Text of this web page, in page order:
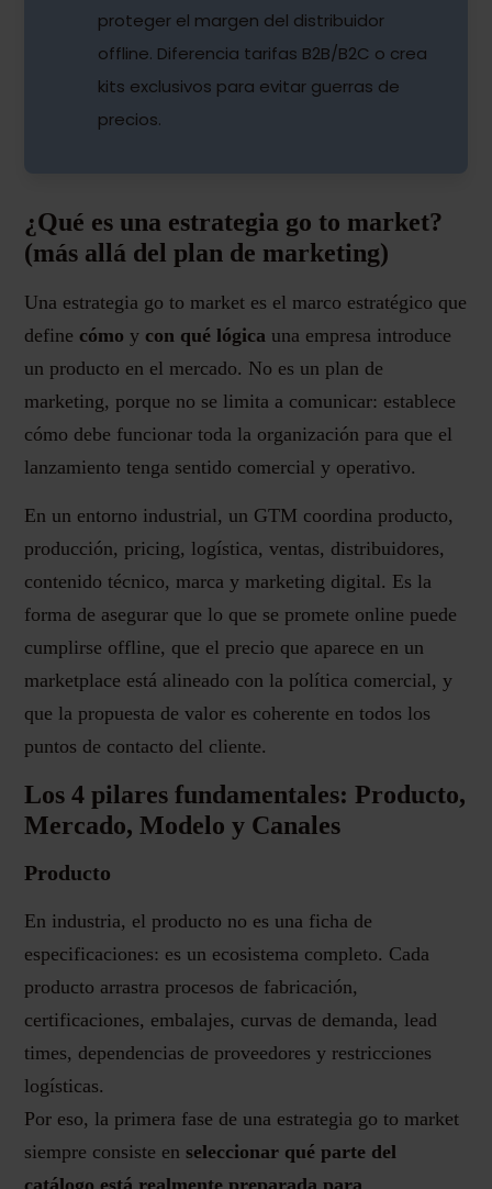
proteger el margen del distribuidor
offline. Diferencia tarifas B2B/B2C o crea
kits exclusivos para evitar guerras de
precios.
¿Qué es una estrategia go to market?
(más allá del plan de marketing)
Una estrategia go to market es el marco estratégico que
define cómo y con qué lógica una empresa introduce
un producto en el mercado. No es un plan de
marketing, porque no se limita a comunicar: establece
cómo debe funcionar toda la organización para que el
lanzamiento tenga sentido comercial y operativo.
En un entorno industrial, un GTM coordina producto,
producción, pricing, logística, ventas, distribuidores,
contenido técnico, marca y marketing digital. Es la
forma de asegurar que lo que se promete online puede
cumplirse offline, que el precio que aparece en un
marketplace está alineado con la política comercial, y
que la propuesta de valor es coherente en todos los
puntos de contacto del cliente.
Los 4 pilares fundamentales: Producto,
Mercado, Modelo y Canales
Producto
En industria, el producto no es una ficha de
especificaciones: es un ecosistema completo. Cada
producto arrastra procesos de fabricación,
certificaciones, embalajes, curvas de demanda, lead
times, dependencias de proveedores y restricciones
logísticas.
Por eso, la primera fase de una estrategia go to market
siempre consiste enseleccionar qué parte del
catálogo está realmente preparada para